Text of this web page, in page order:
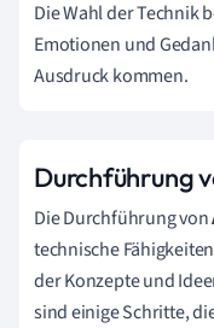
Die Wahl der Technik
Emotionen und
Ausdruck kommen.
Durchführung
Die Durchführung von
technische
der Konzepte und
sind einige Schritte,